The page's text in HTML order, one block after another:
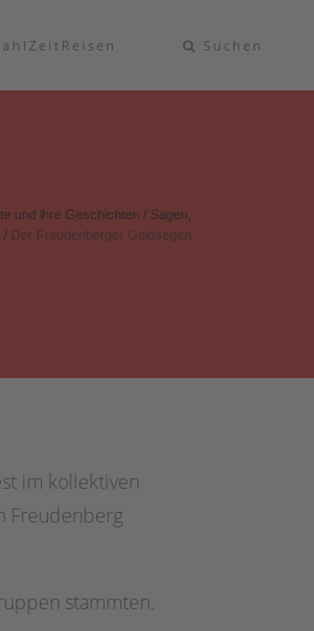
Suchen
und ihre Geschichten / Sagen,
/ Der Freudenberger Geldsegen
im kollektiven
Freudenberg
stammten.